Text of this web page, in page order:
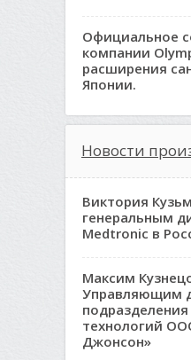
Официальное
компании
расширения
Японии.
Новости
Виктория
генеральным
Medtronic в
Максим
Управляющим
технологий
Джонсон»